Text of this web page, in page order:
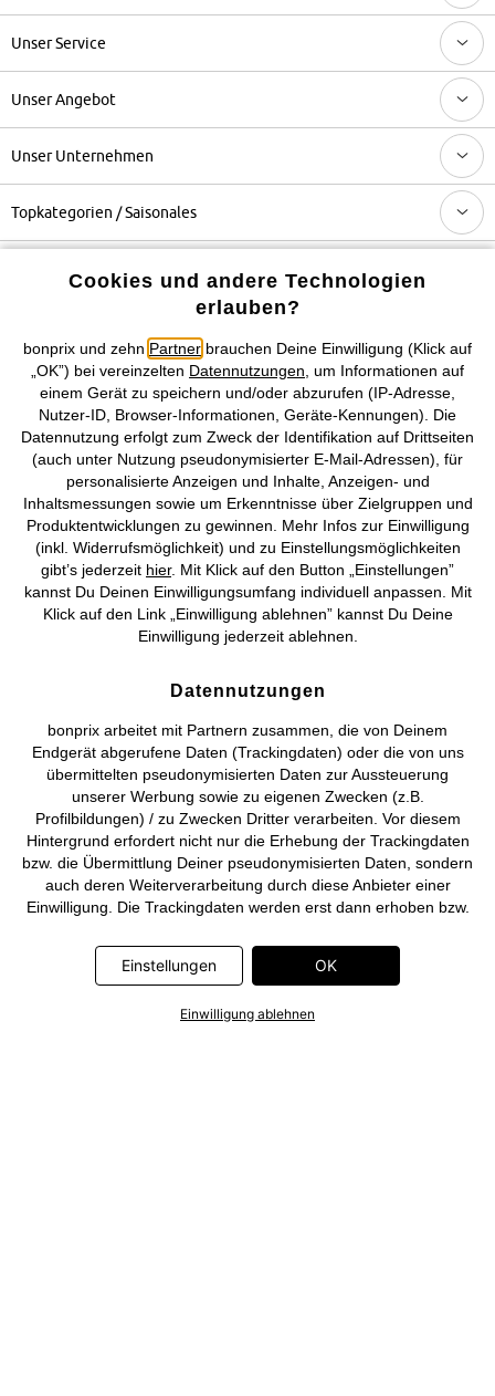
Unser Service
Unser Angebot
Unser Unternehmen
Topkategorien / Saisonales
Mehr von bonprix auf
Preisangaben inkl. gesetzl. MwSt. und zzgl.Service- &
Versandkosten
AGB Datenschutz Cookie-Einstellungen Impressum
Vertrag widerrufen
©2026 bonprix.Alle Rechte vorbehalten.
Cookies und andere Technologien
erlauben?
bonprix und zehn Partner brauchen Deine Einwilligung (Klick auf
„OK”) bei vereinzelten Datennutzungen , um Informationen auf
einem Gerät zu speichern und/oder abzurufen (IP-Adresse,
Nutzer-ID, Browser-Informationen, Geräte-Kennungen). Die
Datennutzung erfolgt zum Zweck der Identifikation auf Drittseiten
(auch unter Nutzung pseudonymisierter E-Mail-Adressen), für
personalisierte Anzeigen und Inhalte, Anzeigen- und
Inhaltsmessungen sowie um Erkenntnisse über Zielgruppen und
Produktentwicklungen zu gewinnen. Mehr Infos zur Einwilligung
(inkl. Widerrufsmöglichkeit) und zu Einstellungsmöglichkeiten
gibt’s jederzeit hier. Mit Klick auf den Button „Einstellungen”
kannst Du Deinen Einwilligungsumfang individuell anpassen. Mit
Klick auf den Link „Einwilligung ablehnen” kannst Du Deine
Einwilligung jederzeit ablehnen.
Datennutzungen
bonprix arbeitet mit Partnern zusammen, die von Deinem
Endgerät abgerufene Daten (Trackingdaten) oder die von uns
übermittelten pseudonymisierten Daten zur Aussteuerung
unserer Werbung sowie zu eigenen Zwecken (z.B.
Profilbildungen) / zu Zwecken Dritter verarbeiten. Vor diesem
Hintergrund erfordert nicht nur die Erhebung der Trackingdaten
bzw. die Übermittlung Deiner pseudonymisierten Daten, sondern
auch deren Weiterverarbeitung durch diese Anbieter einer
Einwilligung. Die Trackingdaten werden erst dann erhoben bzw.
auf den in dem Banner auf bonprix.de wiedergebenden Button
„OK” klickst. Bei den Partnern handelt es sich um die folgenden
Limited, Pinterest Europe Limited, Microsoft Ireland Operations
Einstellungen OK
Einwilligung ablehnen